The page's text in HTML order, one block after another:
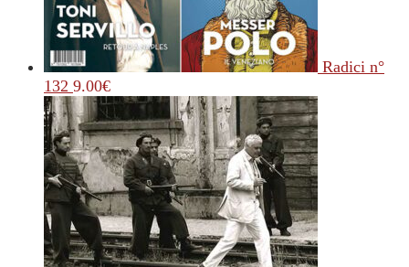
Radici n°
132 9.00€